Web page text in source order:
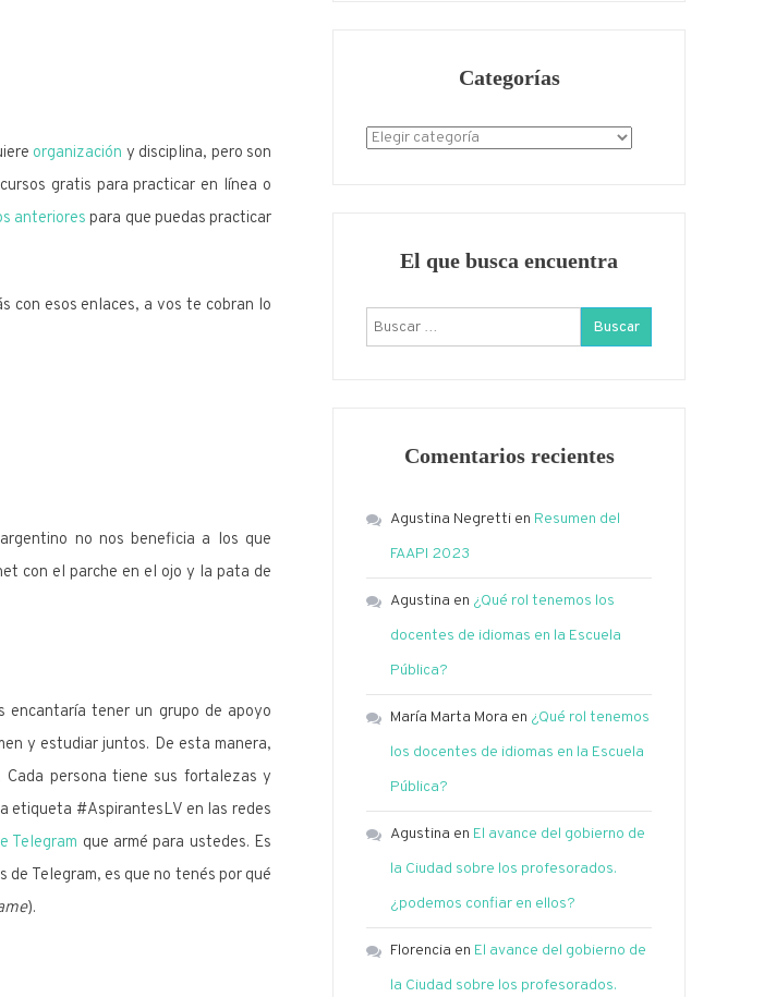
organización y disciplina, pero son
gratis para practicar en línea o
anteriores para que puedas practicar
con esos enlaces, a vos te cobran lo
no nos beneficia a los que
con el parche en el ojo y la pata de
encantaría tener un grupo de apoyo
y estudiar juntos. De esta manera,
persona tiene sus fortalezas y
etiqueta #AspirantesLV en las redes
Telegram que armé para ustedes. Es
Telegram, es que no tenés por qué
).
Categorías
Categorías
El que busca encuentra
Buscar:
Comentarios recientes
Agustina Negretti en Resumen del
FAAPI 2023
Agustina en ¿Qué rol tenemos los
docentes de idiomas en la Escuela
Pública?
María Marta Mora en ¿Qué rol tenemos
los docentes de idiomas en la Escuela
Pública?
Agustina en El avance del gobierno de
la Ciudad sobre los profesorados.
¿podemos confiar en ellos?
Florencia en El avance del gobierno de
la Ciudad sobre los profesorados.